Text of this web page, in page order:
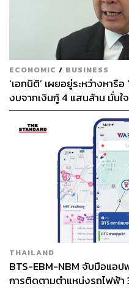
ECONOMIC / BUSINESS
‘เอกนิติ’ เผยอยู่ระหว่างหารื
งบจากเงินกู้ 4 แสนล้าน มั่นใ
เฟส 2 มีเพียงพอ
THAILAND
BTS-EBM-NBM จับมือแอ
การติดตามตำแหน่งรถไฟฟ้า